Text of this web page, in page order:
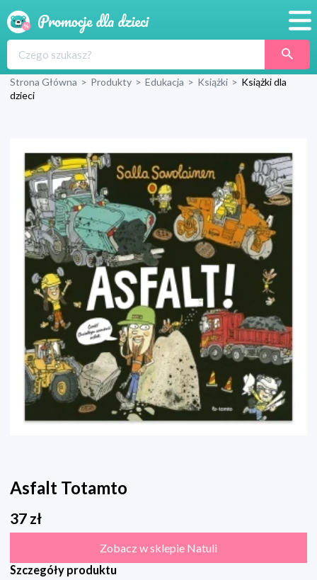
Produkty
Blog
Wyprawka
Strona Główna > Produkty > Edukacja > Książki > Książki dla
dzieci
Asfalt Totamto
37 zł
Zobacz w sklepie Natuli
Szczegóły produktu